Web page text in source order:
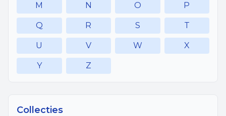
M N O P
Q R S T
U V W X
Y Z
Collecties